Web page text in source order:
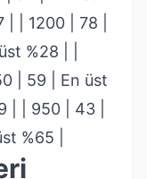
| | 1200 | 78 |
%28 | |
| 59 | En üst
| | 950 | 43 |
%65 |